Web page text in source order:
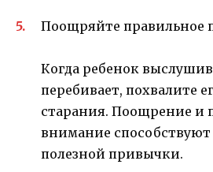
Поощряйте правильное
Когда ребенок
перебивает, похвалите
старания. Поощрение и
внимание
полезной привычки.